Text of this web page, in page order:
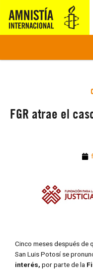
FGR atrae el
Cinco meses después de
San Luis Potosí se
interés, por parte de la